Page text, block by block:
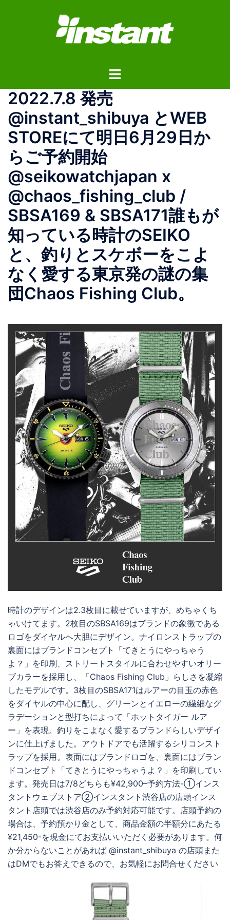
ス
ト
ル
メ
ニ
ュ
2022.7.8 発売 ️
@instant_shibuya とWEB
STOREにて明日6月29日か
らご予約開始
@seikowatchjapan x
@chaos_fishing_club /
SBSA169 & SBSA171誰もが
知っている時計のSEIKO
と、釣りとスケボーをこよ
なく愛する東京発の謎の集
団Chaos Fishing Club。
時計のデザインは2.3枚目に載せていますが、めちゃくち
ゃいけてます。2枚目のSBSA169はブランドの象徴である
ロゴをダイヤルへ大胆にデザイン。ナイロンストラップの
裏面にはブランドコンセプト「てきとうにやっちゃう
よ？」を印刷、ストリートスタイルに合わせやすいオリー
ブカラーを採用し、「Chaos Fishing Club」らしさを凝縮
したモデルです。3枚目のSBSA171はルアーの目玉の赤色
をダイヤルの中心に配し、グリーンとイエローの繊細なグ
ラデーションと型打ちによって「ホットタイガー ルア
ー」を表現。釣りをこよなく愛するブランドらしいデザイ
ンに仕上げました。アウトドアでも活躍するシリコンスト
ラップを採用。表面にはブランドロゴを、裏面にはブラン
ドコンセプト「てきとうにやっちゃうよ？」を印刷してい
ます。発売日は7/8どちらも¥42,900–予約方法-①インス
タントウェブストア②インスタント渋谷店の店頭️インス
タント店頭では渋谷店のみ予約対応可能です。️店頭予約の
場合は、予約預かり金として、商品金額の半額分にあたる
¥21,450-を現金にてお支払いいただく必要があります。何
か分からないことがあれば @instant_shibuya の店頭また
はDMでもお答えできるので、お気軽にお問合せください